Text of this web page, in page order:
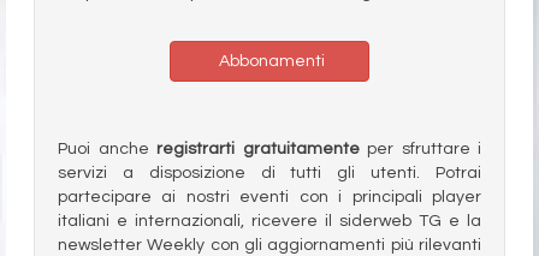
Abbonamenti
Puoi anche registrarti gratuitamenteper sfruttare i
servizi a disposizione di tutti gli utenti. Potrai
partecipare ai nostri eventi con i principali player
italiani e internazionali, ricevere il siderweb TG e la
newsletter Weekly con gli aggiornamenti più rilevanti